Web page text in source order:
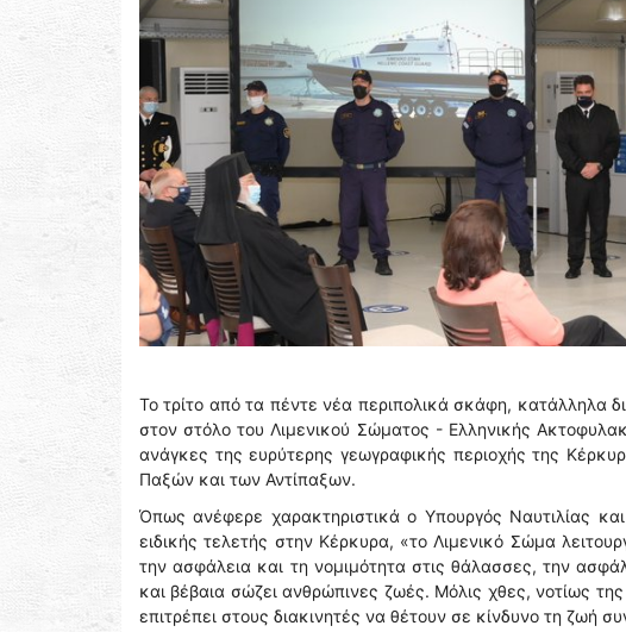
Το τρίτο από τα πέντε νέα περιπολικά σκάφη, κατάλληλα
στον στόλο του Λιμενικού Σώματος - Ελληνικής
ανάγκες της ευρύτερης γεωγραφικής περιοχής της
Παξών και των Αντίπαξων.
Όπως ανέφερε χαρακτηριστικά ο Υπουργός Ναυτιλίας
ειδικής τελετής στην Κέρκυρα, «το Λιμενικό Σώμα
την ασφάλεια και τη νομιμότητα στις θάλασσες, την
και βέβαια σώζει ανθρώπινες ζωές. Μόλις χθες, νοτίως
επιτρέπει στους διακινητές να θέτουν σε κίνδυνο τη ζωή